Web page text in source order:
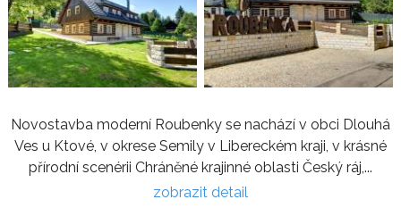
Novostavba moderní Roubenky se nachází v obci Dlouhá
Ves u Ktové, v okrese Semily v Libereckém kraji, v krásné
přírodní scenérii Chráněné krajinné oblasti Český ráj,...
zobrazit detail